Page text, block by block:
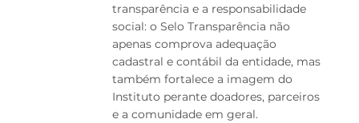
transparência e a responsabilidade
social: o Selo Transparência não
apenas comprova adequação
cadastral e contábil da entidade, mas
também fortalece a imagem do
Instituto perante doadores, parceiros
e a comunidade em geral.